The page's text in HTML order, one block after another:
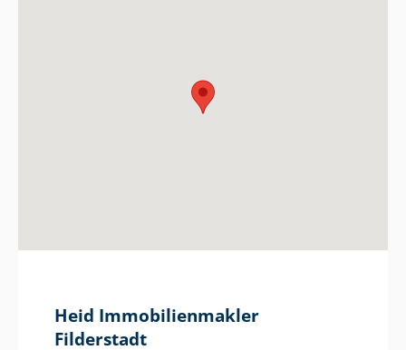
Heid Im­mo­bi­li­en­mak­ler
Filderstadt